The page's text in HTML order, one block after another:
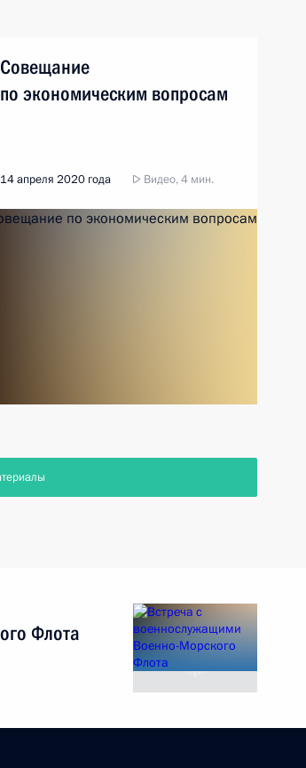
Совещание
по экономическим вопросам
14 апреля 2020 года Видео, 4 мин.
Флота